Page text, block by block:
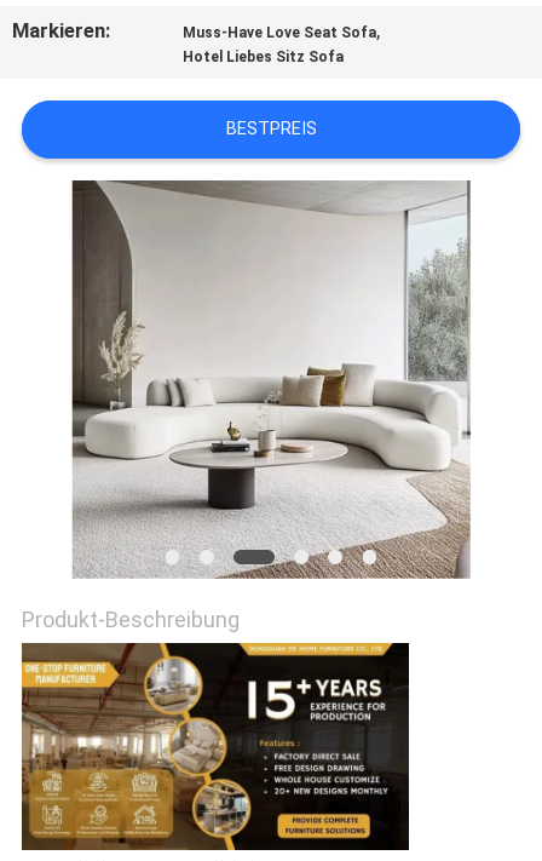
ÜBER
FABRIK
TOUR
KONTAKT
NACHRICHTEN
ALLE
FÄLLE
REFERENZEN
SITEMAP
PRIVACY
POLICY
Markieren:
Muss-Have Love Seat Sofa,
Hotel Liebes Sitz Sofa
BESTPREIS
Produkt-Beschreibung